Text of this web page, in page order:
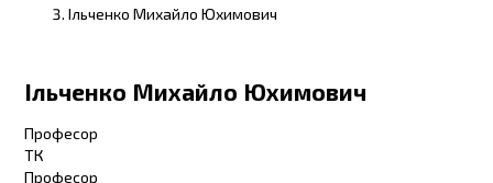
Ільченко Михайло Юхимович
Ільченко Михайло Юхимович
Професор
ТК
Професор